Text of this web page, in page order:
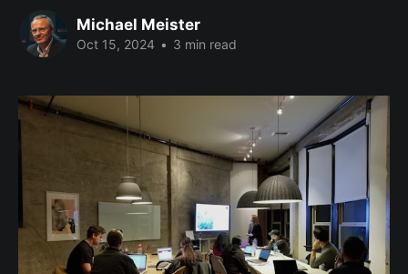
Michael Meister
Oct 15, 2024 • 3 min read